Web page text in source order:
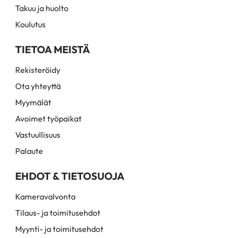
Takuu ja huolto
Koulutus
TIETOA MEISTÄ
Rekisteröidy
Ota yhteyttä
Myymälät
Avoimet työpaikat
Vastuullisuus
Palaute
EHDOT & TIETOSUOJA
Kameravalvonta
Tilaus- ja toimitusehdot
Myynti- ja toimitusehdot